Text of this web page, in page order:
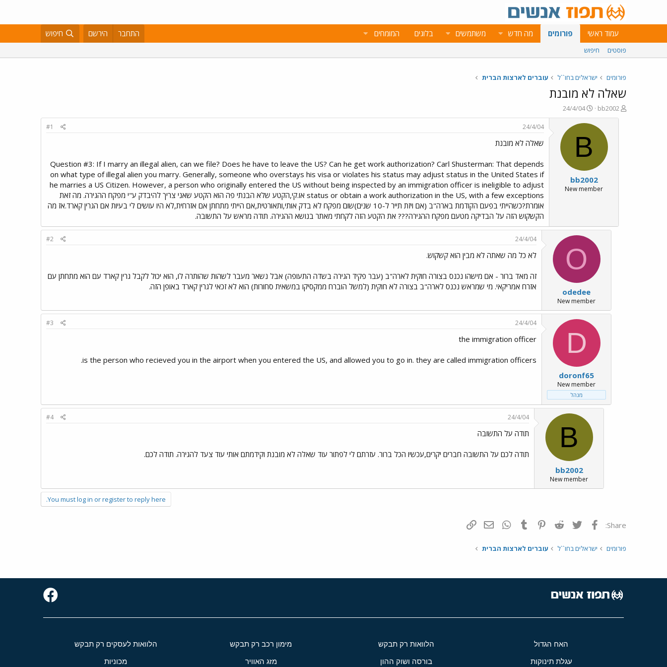
עמוד ראשי פורומים מה חדש משתמשים בלוגים המומחים התחבר הירשם חיפוש
פוסטים חיפוש
פורומים ישראלים בחו``ל עוברים לארצות הברית
שאלה לא מובנת
פ
ו
bb2002
פ
ו
ר
ם
ב
א
ר
י
24/4/04
B
bb2002
New member
24/4/04
#1
שאלה לא מובנת
Question #3: If I marry an illegal alien, can we file? Does he have to leave the US? Can he get work authorization? Carl Shusterman: That depends
on what type of illegal alien you marry. Generally, someone who overstays his visa or violates his status may adjust status in the United States if
he marries a US Citizen. However, a person who originally entered the US without being inspected by an immigration officer is ineligible to adjust
status or obtain a work authorization in the US, with a few exceptions או.קי,הקטע שלא הבנתי פה הוא הקטע שאני צריך להיבדק ע"י מפקח ההגירה. מה זאת
אומרת?כשהייתי בפעם הקודמת בארה"ב (אם ויזת תייר ל-10 שנים)שום מפקח לא בדק אותי,ותאורטית,אם הייתי מתחתן אם אזרחית,לא היו עושים לי בעיות אם הגרין קארד.אז מה
הקשקוש הזה על הבדיקה מטעם מפקח ההגירה??? את הקטע הזה לקחתי מאתר בנושא ההגירה. תודה מראש על התשובה.
O
odedee
New member
24/4/04
#2
לא כל מה שאתה לא מבין הוא קשקוש.
זה מאד ברור - אם מישהו נכנס בצורה חוקית לארה"ב (עבר פקיד הגירה בשדה התעופה) אבל נשאר מעבר לשהות שהותרה לו, הוא יכול לקבל גרין קארד עם הוא מתחתן עם
אזרח אמריקאי. מי שמראש נכנס לארה"ב בצורה לא חוקית (למשל הוברח ממקסיקו במשאית סחורות) הוא לא זכאי לגרין קארד באופן הזה.
D
doronf65
New member
מנהל
24/4/04
#3
the immigration officer
is the person who recieved you in the airport when you entered the US, and allowed you to go in. they are called immigration officers.
B
bb2002
New member
24/4/04
#4
תודה על התשובה
תודה לכם על התשובה חברים יקרים,עכשיו הכל ברור. עזרתם לי לפתור עוד שאלה לא מובנת וקידמתם אותי עוד צעד להגירה. תודה לכם.
You must log in or register to reply here.
Share: פייסבוק Twitter
Reddit
Pinterest
Tumblr
WhatsAppדואר אלקטרוני
פורומים ישראלים בחו``ל עוברים לארצות הברית
האח הגדול הלוואות רק תבקש מימון רכב רק תבקש הלוואות לעסקים רק תבקש
עגלת תינוקות בורסה ושוק ההון מזג האוויר מכוניות